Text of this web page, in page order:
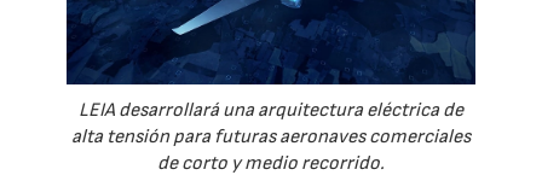
LEIA desarrollará una arquitectura eléctrica de
alta tensión para futuras aeronaves comerciales
de corto y medio recorrido.